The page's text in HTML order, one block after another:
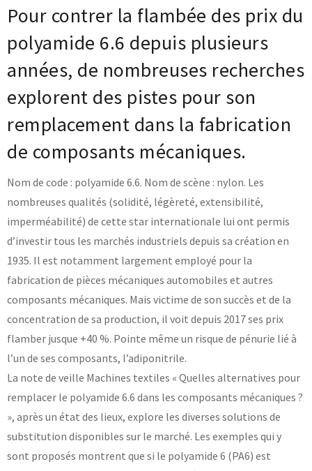
Conseil et Expertises
Analyse de défaillance
Témoignages Clients
NOS FORMATIONS CETIM ACADEMY®
Thématiques
Briques technologiques
Chaînes de valeur
Qualifiantes / certifiantes
Parcours de spécialisation
A distance
A l'international
NOS LOGICIELS
Logiciels métiers
Logiciels de calcul
Aide au chiffrage
Bases de données
APPUI À L’INDUSTRIE
Programmes régionaux
Normalisation
Technologies Prioritaires 2030
RECHERCHE
Laboratoires communs
Carnot
Publications scientifiques
Librairie
Certifications qualité
Cofrac Étalonnage
Cofrac Essai
MASE
Notifications CE
Agrément ministériel
Certifications Cofrend
Le Cetim en bref
Nos valeurs
Gouvernance
Vidéo de présentation
Historique
Charte développement durable
Égalité Femmes/Hommes
Information pratiques
Mentions légales
Données personnelles
Conditions générales de vente
Avis d'achat
Pour contrer la flambée des prix du
polyamide 6.6 depuis plusieurs
années, de nombreuses recherches
explorent des pistes pour son
remplacement dans la fabrication
de composants mécaniques.
Nom de code : polyamide 6.6. Nom de scène : nylon. Les
nombreuses qualités (solidité, légèreté, extensibilité,
imperméabilité) de cette star internationale lui ont permis
d’investir tous les marchés industriels depuis sa création en
1935. Il est notamment largement employé pour la
fabrication de pièces mécaniques automobiles et autres
composants mécaniques. Mais victime de son succès et de la
concentration de sa production, il voit depuis 2017 ses prix
flamber jusque +40 %. Pointe même un risque de pénurie lié à
l’un de ses composants, l’adiponitrile.
La note de veille Machines textiles « Quelles alternatives pour
remplacer le polyamide 6.6 dans les composants mécaniques ?
», après un état des lieux, explore les diverses solutions de
substitution disponibles sur le marché. Les exemples qui y
sont proposés montrent que si le polyamide 6 (PA6) est